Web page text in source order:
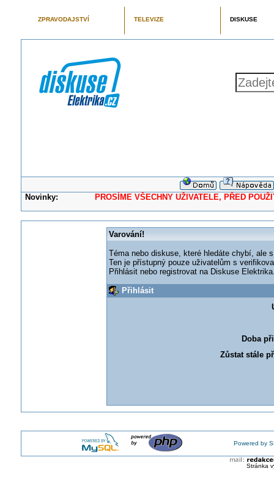
ZPRAVODAJSTVÍ TELEVIZE DISKUSE
Novinky: PROSÍME VŠECHNY UŽIVATELE, PŘED
Varování!
Téma nebo diskuse, které hledáte chybí, ale
Ten je přístupný pouze uživatelům s
Přihlásit nebo registrovat na Diskuse
Přihlásit
Doba
Zůstat stále
Powered by
Stránka